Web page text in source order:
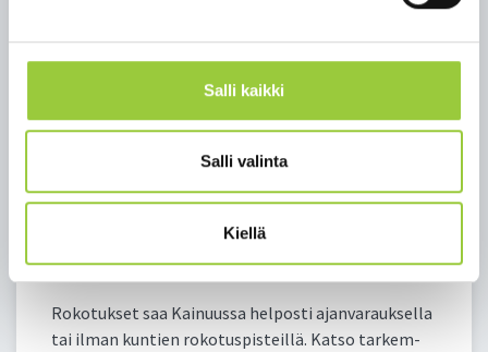
Salli kaikki
Salli valinta
Kiellä
tus­kat­ta­vuus nou­see edel­leen hil­jal­leen myös en­
sim­mäi­sen ja toi­sen an­nok­sen osal­ta; näis­sä kas­vua
on noin 0,3 % vii­kos­sa.
12 vuot­ta täyt­tä­neis­tä kai­nuu­lai­sis­ta. Al­le 50-vuo­
tiail­la kol­meen ker­taan ro­ko­tet­tu­jen osuus pie­ne­
nee voi­mak­kaas­ti, esi­mer­kik­si 20 - 30 -vuo­tiais­ta
veil­le ai­kui­sil­le kol­mat­ta an­nos­ta suo­si­tel­laan nel­
jä kuu­kaut­ta toi­sen an­nok­sen jäl­keen.
Ro­ko­tuk­set saa Kai­nuus­sa hel­pos­ti ajan­va­rauk­sel­la
tai il­man kun­tien ro­ko­tus­pis­teil­lä. Kat­so tar­kem­